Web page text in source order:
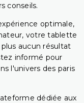
conseils.
optimale,
votre tablette
aucun résultat
informé pour
l'univers des paris
dédiée aux